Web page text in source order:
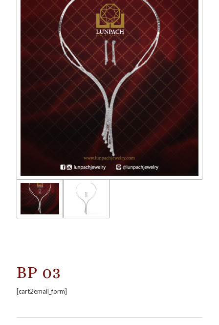
BP 03
[cart2email_form]